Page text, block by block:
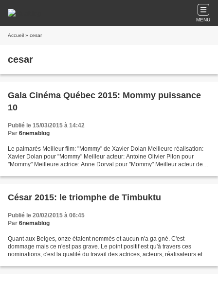
MENU
Accueil » cesar
cesar
Gala Cinéma Québec 2015: Mommy puissance
10
Publié le 15/03/2015 à 14:42
Par 6nemablog
Le palmarès Meilleur film: "Mommy" de Xavier Dolan Meilleure réalisation:
Xavier Dolan pour "Mommy" Meilleur acteur: Antoine Olivier Pilon pour
"Mommy" Meilleure actrice: Anne Dorval pour "Mommy" Meilleur acteur de
César 2015: le triomphe de Timbuktu
Publié le 20/02/2015 à 06:45
Par 6nemablog
Quant aux Belges, onze étaient nommés et aucun n'a ga gné. C'est
dommage mais ce n'est pas grave. Le point positif est qu'à travers ces
nominations, c'est la qualité du travail des actrices, acteurs, réalisateurs et